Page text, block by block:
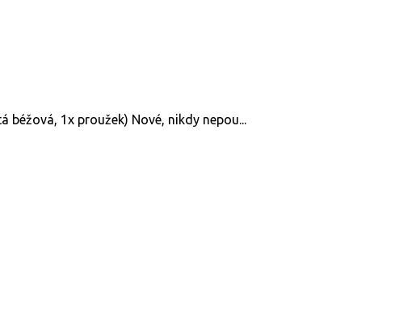
béžová, 1x proužek) Nové, nikdy nepou...